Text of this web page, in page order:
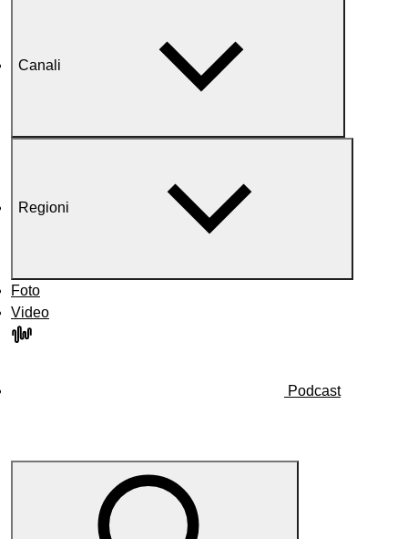
Canali
Regioni
Foto
Video
Podcast